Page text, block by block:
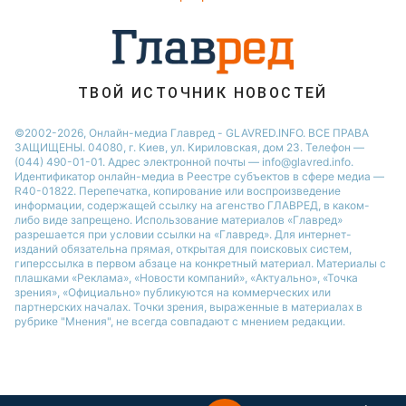
ТВОЙ ИСТОЧНИК НОВОСТЕЙ
©2002-2026, Онлайн-медиа Главред - GLAVRED.INFO. ВСЕ ПРАВА
ЗАЩИЩЕНЫ. 04080, г. Киев, ул. Кириловская, дом 23. Телефон —
(044) 490-01-01. Адрес электронной почты — info@glavred.info.
Идентификатор онлайн-медиа в Реестре cубъектов в сфере медиа —
R40-01822. Перепечатка, копирование или воспроизведение
информации, содержащей ссылку на агенство ГЛАВРЕД, в каком-
либо виде запрещено. Использование материалов «Главред»
разрешается при условии ссылки на «Главред». Для интернет-
изданий обязательна прямая, открытая для поисковых систем,
гиперссылка в первом абзаце на конкретный материал. Материалы с
плашками «Реклама», «Новости компаний», «Актуально», «Точка
зрения», «Официально» публикуются на коммерческих или
партнерских началах. Точки зрения, выраженные в материалах в
рубрике "Мнения", не всегда совпадают с мнением редакции.